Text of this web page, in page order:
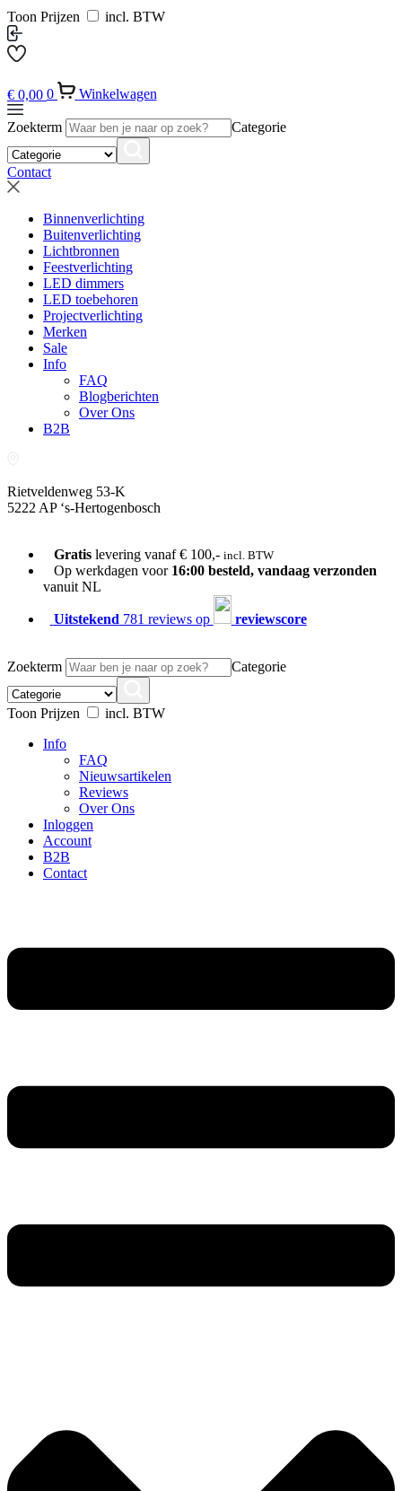
Toon Prijzen incl. BTW
€ 0,00 0 Winkelwagen
Zoekterm Categorie
Contact
Binnenverlichting
Buitenverlichting
Lichtbronnen
Feestverlichting
LED dimmers
LED toebehoren
Projectverlichting
Merken
Sale
Info
FAQ
Blogberichten
Over Ons
B2B
Rietveldenweg 53-K
5222 AP ‘s-Hertogenbosch
Gratislevering vanaf € 100,- incl. BTW
Op werkdagen voor 16:00 besteld, vandaag verzonden
vanuit NL
Uitstekend 781 reviews op reviewscore
Zoekterm Categorie
Toon Prijzen
incl. BTW
Info
FAQ
Nieuwsartikelen
Reviews
Over Ons
Inloggen
Account
B2B
Contact